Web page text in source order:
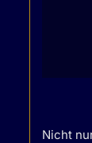
Nicht